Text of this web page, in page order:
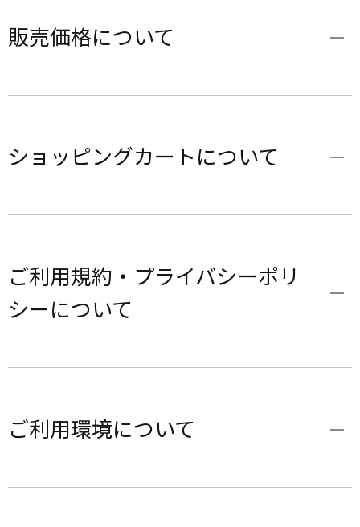
販売価格について
ショッピングカートについて
ご利用規約・プライバシーポリ
シーについて
ご利用環境について